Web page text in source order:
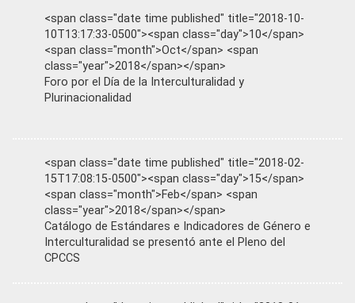
<span class="date time published" title="2018-10-
10T13:17:33-0500"><span class="day">10</span>
<span class="month">Oct</span> <span
class="year">2018</span></span>
Foro por el Día de la Interculturalidad y
Plurinacionalidad
<span class="date time published" title="2018-02-
15T17:08:15-0500"><span class="day">15</span>
<span class="month">Feb</span> <span
class="year">2018</span></span>
Catálogo de Estándares e Indicadores de Género e
Interculturalidad se presentó ante el Pleno del
CPCCS